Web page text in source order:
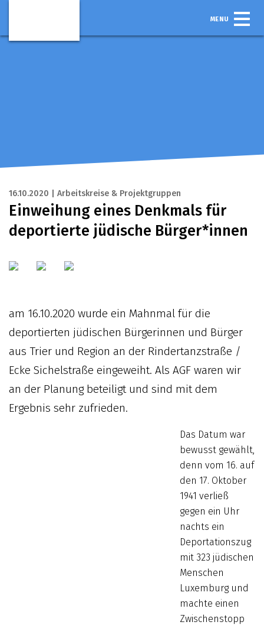
MENU
16.10.2020 | Arbeitskreise & Projektgruppen
Einweihung eines Denkmals für
deportierte jüdische Bürger*innen
am 16.10.2020 wurde ein Mahnmal für die
deportierten jüdischen Bürgerinnen und Bürger
aus Trier und Region an der Rindertanzstraße /
Ecke Sichelstraße eingeweiht. Als AGF waren wir
an der Planung beteiligt und sind mit dem
Ergebnis sehr zufrieden.
Das Datum war
bewusst gewählt,
denn vom 16. auf
den 17. Oktober
1941 verließ
gegen ein Uhr
nachts ein
Deportationszug
mit 323 jüdischen
Menschen
Luxemburg und
machte einen
Zwischenstopp